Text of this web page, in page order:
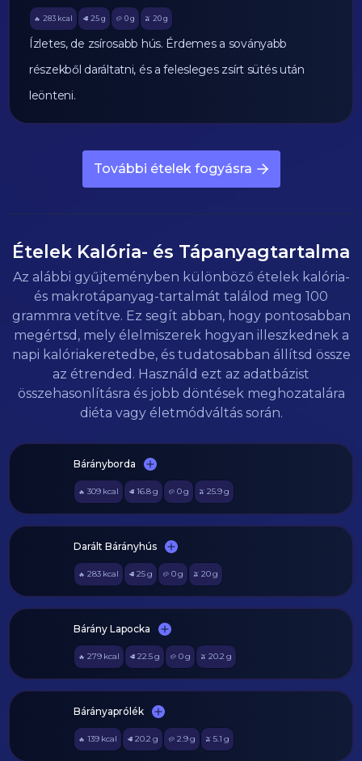
🔥 283 kcal 🥩 25g 🥔 0 g 🫒 20g
Ízletes, de zsírosabb hús. Érdemes a soványabb
részekből daráltatni, és a felesleges zsírt sütés után
leönteni.
További ételek fogyásra
Ételek Kalória- és Tápanyagtartalma
Az alábbi gyűjteményben különböző ételek kalória-
és makrotápanyag-tartalmát találod meg 100
grammra vetítve. Ez segít abban, hogy pontosabban
megértsd, mely élelmiszerek hogyan illeszkednek a
napi kalóriakeretedbe, és tudatosabban állítsd össze
az étrended. Használd ezt az adatbázist
összehasonlításra és jobb döntések meghozatalára
diéta vagy életmódváltás során.
Bárányborda
🔥 309 kcal 🥩 16.8g 🥔 0g 🫒 25.9g
Darált Bárányhús
🔥 283 kcal 🥩 25g 🥔 0g 🫒 20g
Bárány Lapocka
🔥 279 kcal 🥩 22.5g 🥔 0g 🫒 20.2 g
Bárányaprólék
🔥 139 kcal 🥩 20.2 g 🥔 2.9g 🫒 5.1 g